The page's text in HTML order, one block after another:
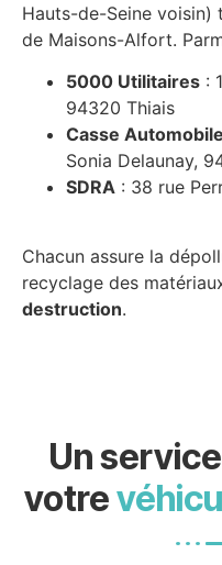
Hauts-de-Seine voisin)
de Maisons-Alfort.
5000 Utilitaires :
94320 Thiais
Casse
Sonia Delaunay,
SDRA : 38 rue
Chacun assure la
recyclage des
destruction.
Un
votre